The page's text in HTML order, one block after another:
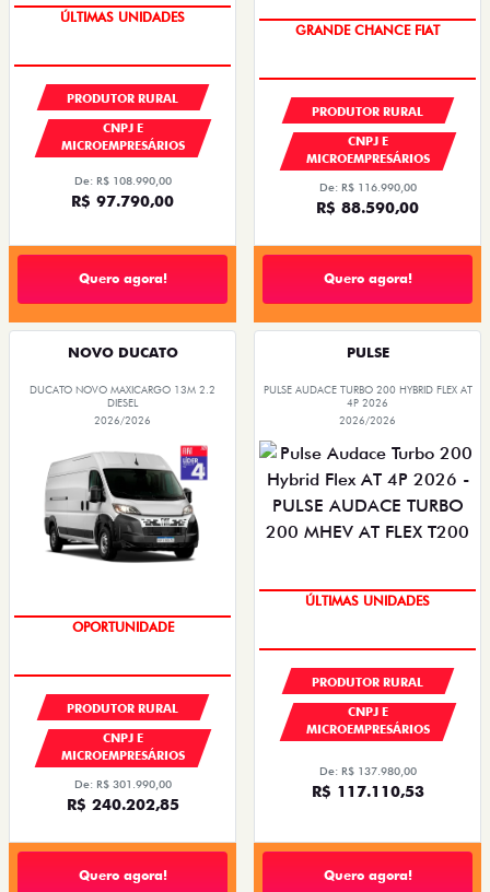
GRANDE CHANCE FIAT
PRODUTOR RURAL
CNPJ E
MICROEMPRESÁRIOS
De: R$ 108.990,00
R$ 97.790,00
Quero agora!
OPORTUNIDADE
PRODUTOR RURAL
CNPJ E
MICROEMPRESÁRIOS
De: R$ 116.990,00
R$ 88.590,00
Quero agora!
NOVO DUCATO
DUCATO NOVO MAXICARGO 13M 2.2
DIESEL
2026/2026
GRANDE CHANCE FIAT
PRODUTOR RURAL
CNPJ E
MICROEMPRESÁRIOS
De: R$ 301.990,00
R$ 240.202,85
Quero agora!
PULSE
PULSE AUDACE TURBO 200 HYBRID FLEX AT
4P 2026
2026/2026
GRANDE CHANCE FIAT
PRODUTOR RURAL
CNPJ E
MICROEMPRESÁRIOS
De: R$ 137.980,00
R$ 117.110,53
Quero agora!